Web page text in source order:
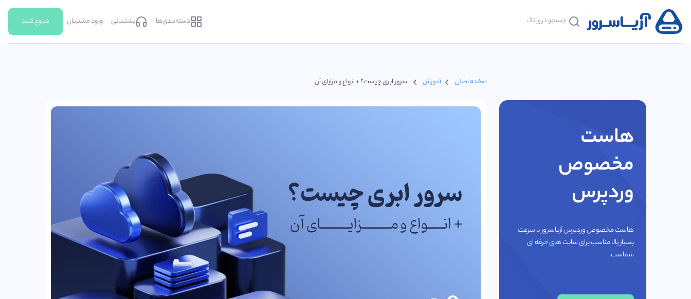
دسته‌بندی‌ها پشتیبانی ورود مشتریان شروع کنید
صفحه اصلی آموزش سرور ابری چیست؟ + انواع و مزایای آن
هاست
مخصوص
وردپرس
هاست مخصوص وردپرس آریاسرور با سرعت
بسیار بالا مناسب برای سایت های حرفه ای
شماست.